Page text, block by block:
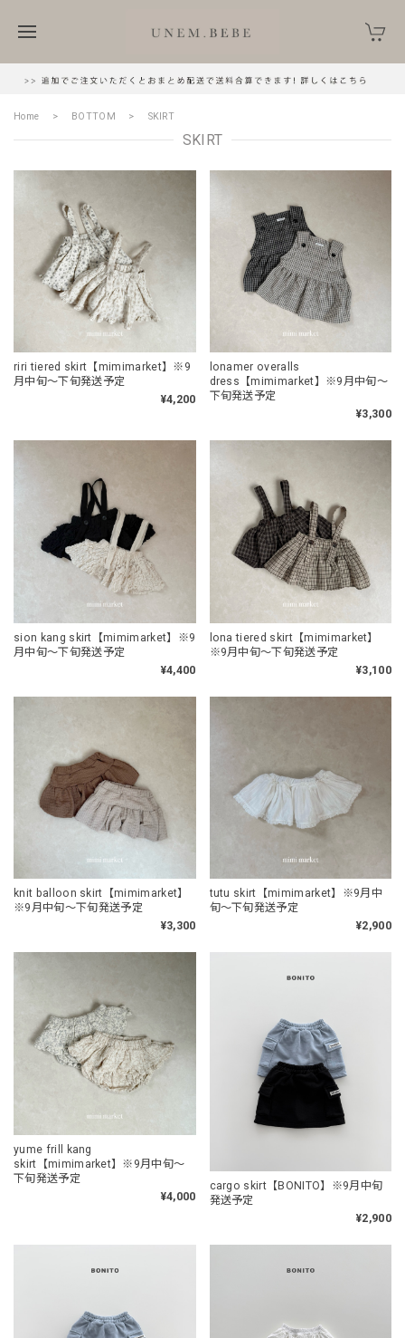
Home BOTTOM SKIRT
SKIRT
riri tiered skirt【mimimarket】※9
月中旬〜下旬発送予定
¥4,200
lonamer overalls
dress【mimimarket】※9月中旬〜
下旬発送予定
¥3,300
sion kang skirt【mimimarket】※9
月中旬〜下旬発送予定
¥4,400
lona tiered skirt【mimimarket】
※9月中旬〜下旬発送予定
¥3,100
knit balloon skirt【mimimarket】
※9月中旬〜下旬発送予定
¥3,300
tutu skirt【mimimarket】※9月中
旬〜下旬発送予定
¥2,900
yume frill kang
skirt【mimimarket】※9月中旬〜
下旬発送予定
¥4,000
cargo skirt【BONITO】※9月中旬
発送予定
¥2,900